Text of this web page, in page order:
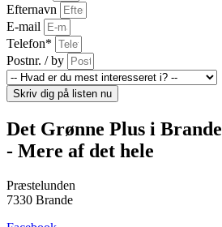
Efternavn
E-mail
Telefon*
Postnr. / by
Skriv dig på listen nu
Det Grønne Plus i Brande
- Mere af det hele
Præstelunden
7330 Brande